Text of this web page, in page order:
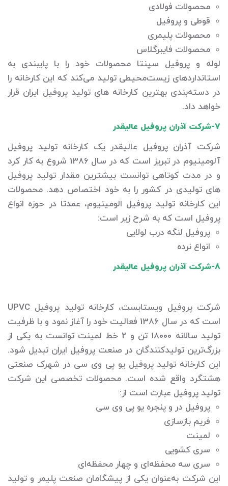
محصولات فولادی
قوطی و پروفیل
محصولات پلیمری
محصولات فایبرگلاس
لوله و پروفیل سپنتا محصولات خود را با پایبندی به
استانداردهای زیست‌محیطی تولید می‌کند که این کارخانه را
در دسته‌بندی بهترین کارخانه های تولید پروفیل ایران قرار
خواهد داد.
7-شرکت آذران پروفیل عالیقدر
شرکت آذران پروفیل عالیقدر یک کارخانه تولید پروفیل
آلومینیوم در تبریز است که در سال 1386 شروع به کار کرد
و در مدت کوتاهی توانست بیشترین مقدار تولید پروفیل
های تولیدی در کشور را به خود اختصاص دهد. محصولات
این کارخانه تولید پروفیل الومینیوم، عمدتا در حوزه انواع
پروفیل است که به شرح زیر است:
پروفیل لنگه درب لولایی
انواع نرده
8-شرکت آذران پروفیل عالیقدر
شرکت پروفیل ویستابست، کارخانه تولید پروفیل UPVC
است که در سال 1386 فعالیت خود را آغاز نمود و با ظرفیت
تولید سالانه 18000 تن و 2 خط لمینت توانست به یکی از
بزرگ‌ترین تولیدکنندگان در صنعت پروفیل ایران تبدیل شود.
این کارخانه تولید پروفیل یو پی وی سی در شهرک صنعتی
هشتگرد واقع شده است. محصولات تخصصی این شرکت
تولید پروفیل عبارت است از:
پروفیل در و پنجره یو پی وی سی
فریم بازسازی
لمینت
سری کشویی
سری سه محفظه‌ای و چهار محفظه‌ای
این شرکت به‌عنوان یکی از پیشگامان صنعت پلیمر و تولید